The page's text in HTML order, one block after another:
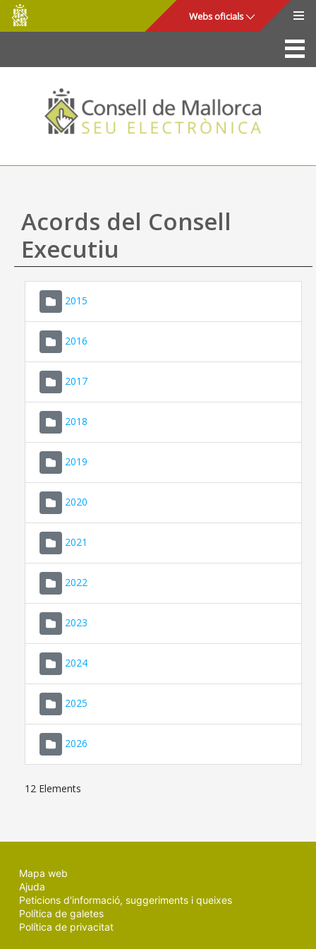
Salta al contingut principal
Consell
de
Mallorca
Webs oficials
La Seu
Consell de Mallorca
Accés i seguretat
Utilitats
Ajuda
Acords del Consell
Executiu
2015
2016
2017
2018
2019
2020
2021
2022
2023
2024
2025
2026
12 Elements
Mapa web
Ajuda
Peticions d'informació, suggeriments i queixes
Política de galetes
Política de privacitat